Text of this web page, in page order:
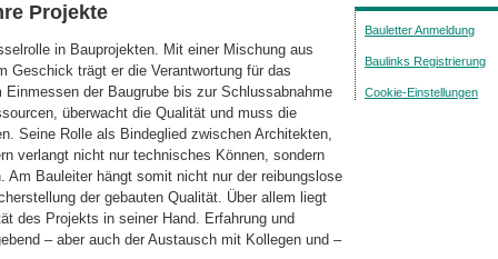
Projekte
in Bauprojekten. Mit einer Mischung aus
Geschick trägt er die Verantwortung für das
der Baugrube bis zur Schlussabnahme
überwacht die Qualität und muss die
Seine Rolle als Bindeglied zwischen Architekten,
verlangt nicht nur technisches Können, sondern
Bauleiter hängt somit nicht nur der reibungslose
der gebauten Qualität. Über allem liegt
des Projekts in seiner Hand. Erfahrung und
– aber auch der Austausch mit Kollegen und –
Bauletter Anmeldung
Baulinks Registrierung
Cookie-Einstellungen